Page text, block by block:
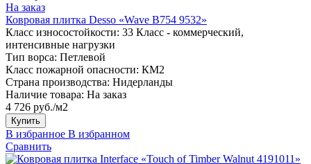
На заказ
Ковровая плитка Desso «Wave B754 9532»
Класс износостойкости: 33 Класс - коммерческий,
интенсивные нагрузки
Тип ворса: Петлевой
Класс пожарной опасности: КМ2
Страна производства: Нидерланды
Наличие товара: На заказ
4 726 руб./м2
Купить
В избранное В избранном
Сравнить